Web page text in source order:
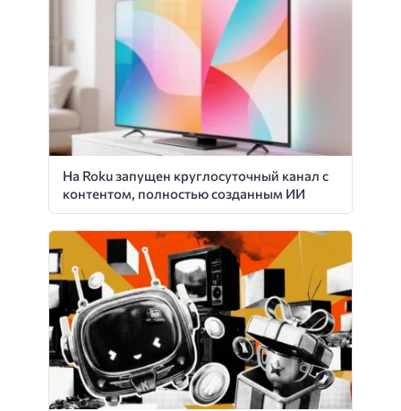
На Roku запущен круглосуточный канал с
контентом, полностью созданным ИИ